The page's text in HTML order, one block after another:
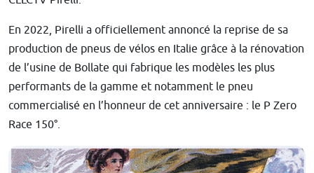
En 2022, Pirelli a officiellement annoncé la reprise de sa
production de pneus de vélos en Italie grâce à la rénovation
de l’usine de Bollate qui fabrique les modèles les plus
performants de la gamme et notamment le pneu
commercialisé en l’honneur de cet anniversaire : le P Zero
Race 150°.